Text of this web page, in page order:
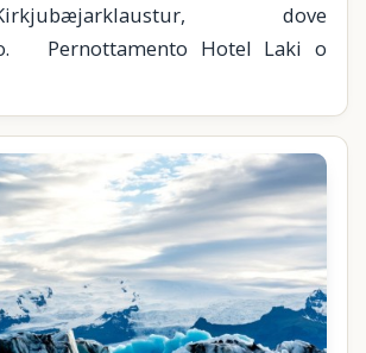
dove
Pernottamento Hotel Laki o